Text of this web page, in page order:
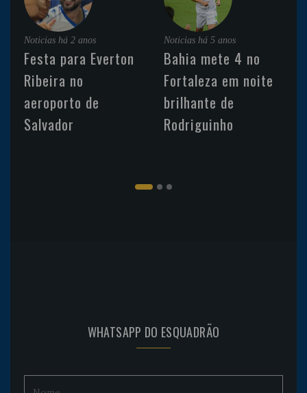
Noticias há 2 anos
Festa para Everton
Ribeira no
aeroporto de
Salvador
Noticias há 5 anos
Bahia mete 4 no
Fortaleza em noite
brilhante de
Rodriguinho
WHATSAPP DO ESQUADRÃO